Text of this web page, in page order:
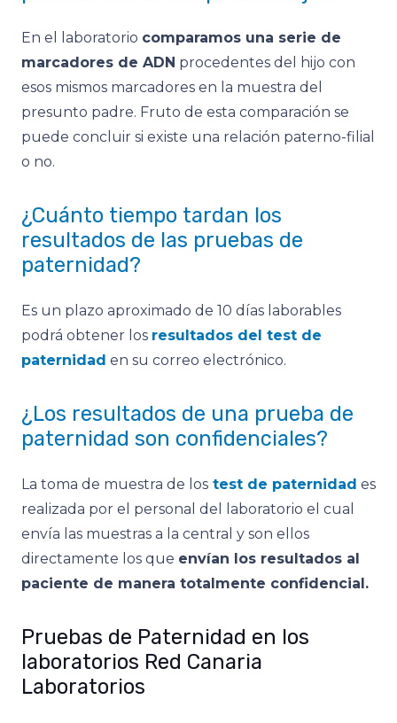
En el laboratorio comparamos una serie de
marcadores de ADN procedentes del hijo con
esos mismos marcadores en la muestra del
presunto padre. Fruto de esta comparación se
puede concluir si existe una relación paterno-filial
o no.
¿Cuánto tiempo tardan los
resultados de las pruebas de
paternidad?
Es un plazo aproximado de 10 días laborables
podrá obtener los resultados del test de
paternidad en su correo electrónico.
¿Los resultados de una prueba de
paternidad son confidenciales?
La toma de muestra de los test de paternidad es
realizada por el personal del laboratorio el cual
envía las muestras a la central y son ellos
directamente los que envían los resultados al
paciente de manera totalmente confidencial.
Pruebas de Paternidad en los
laboratorios Red Canaria
Laboratorios